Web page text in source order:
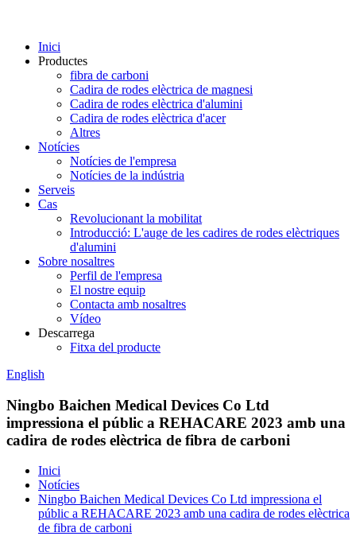
Inici
Productes
fibra de carboni
Cadira de rodes elèctrica de magnesi
Cadira de rodes elèctrica d'alumini
Cadira de rodes elèctrica d'acer
Altres
Notícies
Notícies de l'empresa
Notícies de la indústria
Serveis
Cas
Revolucionant la mobilitat
Introducció: L'auge de les cadires de rodes elèctriques
d'alumini
Sobre nosaltres
Perfil de l'empresa
El nostre equip
Contacta amb nosaltres
Vídeo
Descarrega
Fitxa del producte
English
Ningbo Baichen Medical Devices Co Ltd
impressiona el públic a REHACARE 2023 amb una
cadira de rodes elèctrica de fibra de carboni
Inici
Notícies
Ningbo Baichen Medical Devices Co Ltd impressiona el
públic a REHACARE 2023 amb una cadira de rodes elèctrica
de fibra de carboni